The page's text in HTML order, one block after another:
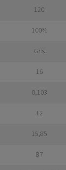
120
100%
Gris
16
0,103
12
15,85
87